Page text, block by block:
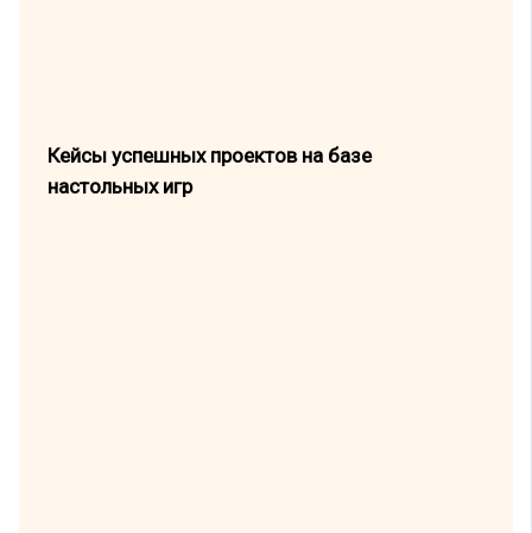
Кейсы успешных проектов на базе
настольных игр